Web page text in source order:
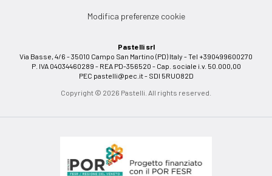
Modifica preferenze cookie
Pastelli srl
Via Basse, 4/6 - 35010 Campo San Martino (PD) Italy - Tel +390499600270
P. IVA 04034460289 - REA PD-356520 - Cap. sociale i.v. 50.000,00
PEC pastelli@pec.it- SDI 5RUO82D
Copyright © 2026 Pastelli. All rights reserved.